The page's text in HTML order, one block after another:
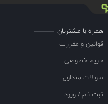
همراه با مشتریان
قوانین و مقررات
حریم خصوصی
سوالات متداول
ثبت نام / ورود